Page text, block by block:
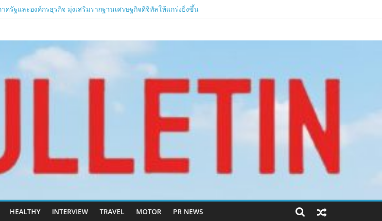
ครัฐและองค์กรธุรกิจ มุ่งเสริมรากฐานเศรษฐกิจดิจิทัลให้แกร่งยิ่งขึ้น
ซิร์ฟฯ ใหม่ พร้อมอาวุธเคียวและศึกกิลด์-PvP เดือดครึ่งปีหลัง 2026
หม่ ‘Helena’ บูสต์ EXP กระฉูด 50% พร้อมแจกซัมมอนสูงสุด 1,111 ครั้ง!
HEALTHY INTERVIEW TRAVEL MOTOR PR NEWS